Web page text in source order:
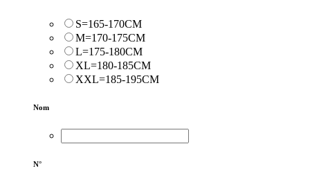
S=165-170CM
M=170-175CM
L=175-180CM
XL=180-185CM
XXL=185-195CM
Nom
N°